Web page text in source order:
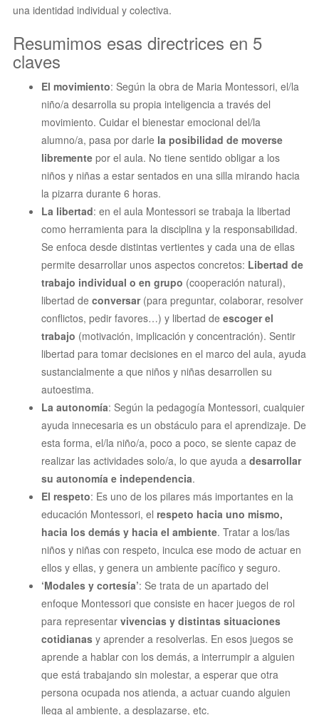
una identidad individual y colectiva.
Resumimos esas directrices en 5
claves
El movimiento: Según la obra de Maria Montessori, el/la
niño/a desarrolla su propia inteligencia a través del
movimiento. Cuidar el bienestar emocional del/la
alumno/a, pasa por darle la posibilidad de moverse
libremente por el aula. No tiene sentido obligar a los
niños y niñas a estar sentados en una silla mirando hacia
la pizarra durante 6 horas.
La libertad: en el aula Montessori se trabaja la libertad
como herramienta para la disciplina y la responsabilidad.
Se enfoca desde distintas vertientes y cada una de ellas
permite desarrollar unos aspectos concretos: Libertad de
trabajo individual o en grupo (cooperación natural),
libertad de conversar(para preguntar, colaborar, resolver
conflictos, pedir favores…) y libertad de escoger el
trabajo (motivación, implicación y concentración). Sentir
libertad para tomar decisiones en el marco del aula, ayuda
sustancialmente a que niños y niñas desarrollen su
autoestima.
La autonomía: Según la pedagogía Montessori, cualquier
ayuda innecesaria es un obstáculo para el aprendizaje. De
esta forma, el/la niño/a, poco a poco, se siente capaz de
realizar las actividades solo/a, lo que ayuda a desarrollar
su autonomía e independencia.
El respeto: Es uno de los pilares más importantes en la
educación Montessori, el respeto hacia uno mismo,
hacia los demás y hacia el ambiente. Tratar a los/las
niños y niñas con respeto, inculca ese modo de actuar en
ellos y ellas, y genera un ambiente pacífico y seguro.
‘Modales y cortesía’: Se trata de un apartado del
enfoque Montessori que consiste en hacer juegos de rol
para representar vivencias y distintas situaciones
cotidianas y aprender a resolverlas. En esos juegos se
aprende a hablar con los demás, a interrumpir a alguien
que está trabajando sin molestar, a esperar que otra
persona ocupada nos atienda, a actuar cuando alguien
llega al ambiente, a desplazarse, etc.